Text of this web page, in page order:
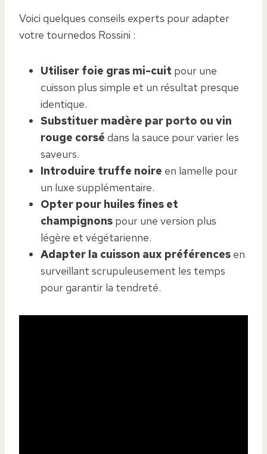
Voici quelques conseils experts pour adapter
votre tournedos Rossini :
Utiliser foie gras mi-cuit pour une
cuisson plus simple et un résultat presque
identique.
Substituer madère par porto ou vin
rouge corsé dans la sauce pour varier les
saveurs.
Introduire truffe noire en lamelle pour
un luxe supplémentaire.
Opter pour huiles fines et
champignons pour une version plus
légère et végétarienne.
Adapter la cuisson aux préférences en
surveillant scrupuleusement les temps
pour garantir la tendreté.